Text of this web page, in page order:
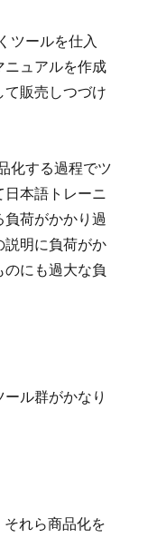
ツールを仕入
ニュアルを作成
て販売しつづけ
化する過程でツ
本語トレーニ
荷がかかり過
説明に負荷がか
にも過大な負
ル群がかなり
れら商品化を